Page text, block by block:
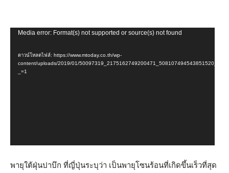
ตัว
ไฟล์
วิดีโอ
Media error: Format(s) not supported or source(s) not found
ดาวน์โหลดไฟล์: https://www.mtoday.co.th/wp-
content/uploads/2019/01/
_=1
พายุใต้ฝุ่นปาบึก ที่ญี่ปุ่นระบุว่า เป็นพายุโซนร้อนที่เกิดขึ้นเร็วที่สุด